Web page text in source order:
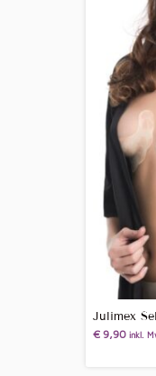
Julimex
€9,90 inkl.